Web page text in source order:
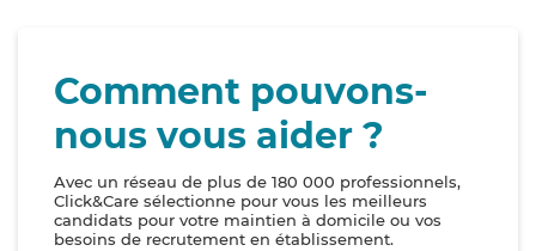
Comment pouvons-
nous vous aider ?
Avec un réseau de plus de 180 000 professionnels,
Click&Care sélectionne pour vous les meilleurs
candidats pour votre maintien à domicile ou vos
besoins de recrutement en établissement.